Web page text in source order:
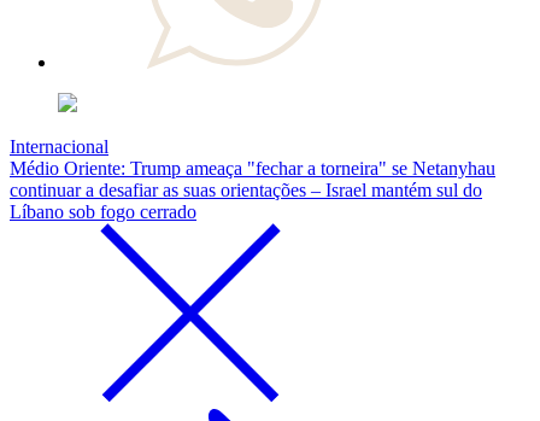
Internacional
Médio Oriente: Trump ameaça "fechar a torneira" se Netanyhau
continuar a desafiar as suas orientações – Israel mantém sul do
Líbano sob fogo cerrado